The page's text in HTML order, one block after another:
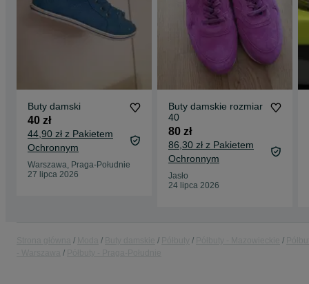
Buty damski
40 zł
44,90 zł z Pakietem
Ochronnym
Warszawa, Praga-Południe
27 lipca 2026
Buty damskie rozmiar
40
80 zł
86,30 zł z Pakietem
Ochronnym
Jasło
24 lipca 2026